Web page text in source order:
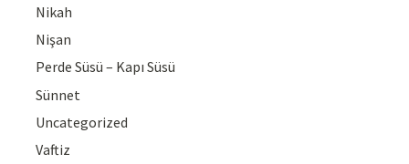
Nikah
Nişan
Perde Süsü – Kapı Süsü
Sünnet
Uncategorized
Vaftiz